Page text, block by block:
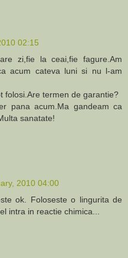
02:15
zi,fie la ceai,fie fagure.Am
acum cateva luni si nu l-am
folosi.Are termen de garantie?
pana acum.Ma gandeam ca
sanatate!
2010 04:00
ok. Foloseste o lingurita de
intra in reactie chimica...